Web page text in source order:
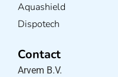
Aquashield
Dispotech
Contact
Arvem B.V.